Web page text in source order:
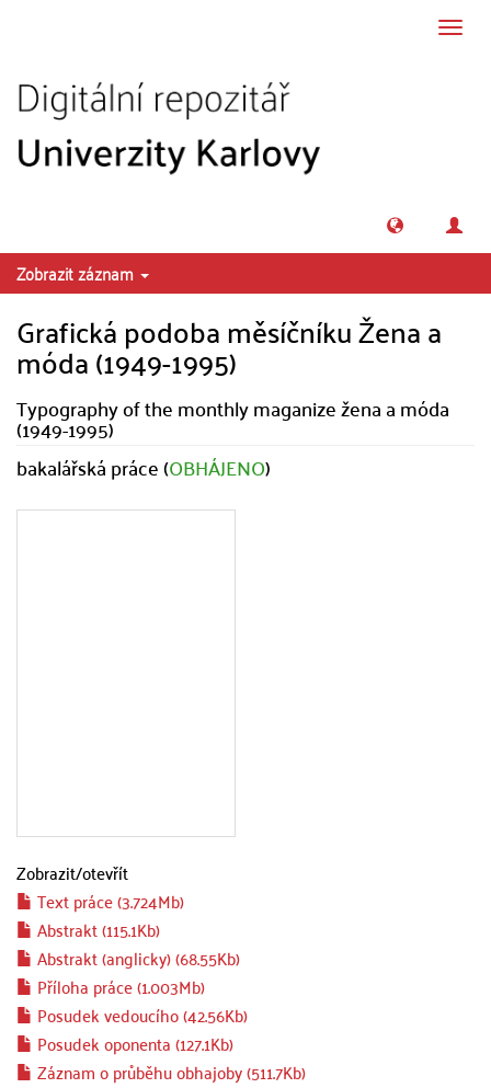
Zobrazit záznam
Grafická podoba měsíčníku Žena a
móda (1949-1995)
Typography of the monthly maganize žena a móda
(1949-1995)
bakalářská práce (OBHÁJENO)
Zobrazit/otevřít
Text práce (3.724Mb)
Abstrakt (115.1Kb)
Abstrakt (anglicky) (68.55Kb)
Příloha práce (1.003Mb)
Posudek vedoucího (42.56Kb)
Posudek oponenta (127.1Kb)
Záznam o průběhu obhajoby (511.7Kb)